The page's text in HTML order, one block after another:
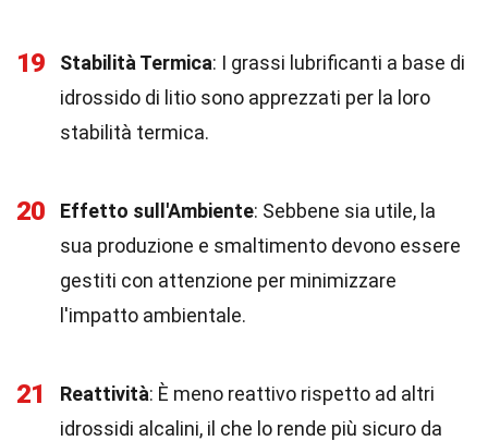
19 Stabilità Termica: I grassi lubrificanti a base di
idrossido di litio sono apprezzati per la loro
stabilità termica.
20 Effetto sull'Ambiente: Sebbene sia utile, la
sua produzione e smaltimento devono essere
gestiti con attenzione per minimizzare
l'impatto ambientale.
21 Reattività: È meno reattivo rispetto ad altri
idrossidi alcalini, il che lo rende più sicuro da